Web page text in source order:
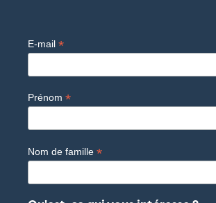
E-mail *
Prénom *
Nom de famille *